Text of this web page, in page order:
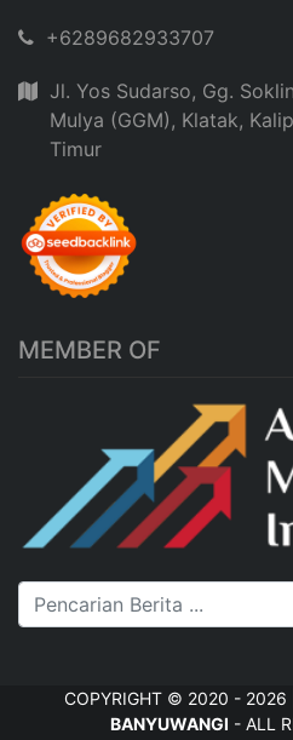
+6289682933707
Jl. Yos Sudarso, Gg.
Mulya (GGM), Klatak,
Timur
MEMBER OF
COPYRIGHT © 2020 - 2026 |
BANYUWANGI - ALL